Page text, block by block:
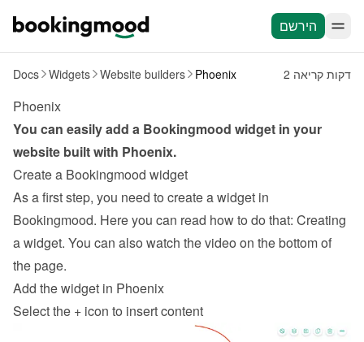
הירשם
Docs Widgets Website builders Phoenix 2 דקות קריאה
Phoenix
You can easily add a Bookingmood widget in your
website built with Phoenix.
Create a Bookingmood widget
As a first step, you need to create a widget in
Bookingmood. Here you can read how to do that: Creating
a widget. You can also watch the video on the bottom of
the page.
Add the widget in Phoenix
Select the + icon to insert content